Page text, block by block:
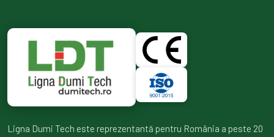
Ligna Dumi Tech este reprezentantă pentru România a peste 20